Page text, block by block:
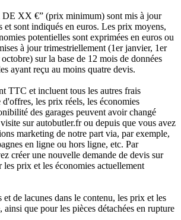
XX €” (prix minimum) sont mis à jour
et sont indiqués en euros. Les prix moyens,
potentielles sont exprimées en euros ou
à jour trimestriellement (1er janvier, 1er
sur la base de 12 mois de données
ayant reçu au moins quatre devis.
TTC et incluent tous les autres frais
les prix réels, les économies
des garages peuvent avoir changé
sur autobutler.fr ou depuis que vous avez
marketing de notre part via, par exemple,
en ligne ou hors ligne, etc. Par
créer une nouvelle demande de devis sur
prix et les économies actuellement
et de lacunes dans le contenu, les prix et les
que pour les pièces détachées en rupture